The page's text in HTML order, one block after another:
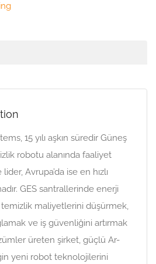
15 yılı aşkın süredir Güneş
robotu alanında faaliyet
Avrupa’da ise en hızlı
GES santrallerinde enerji
temizlik maliyetlerini düşürmek,
ve iş güvenliğini artırmak
üreten şirket, güçlü Ar-
yeni robot teknolojilerini